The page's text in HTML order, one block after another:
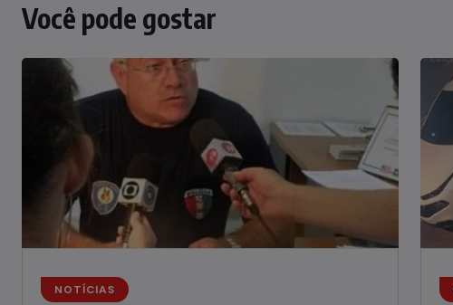
Você pode gostar
NOTÍCIAS